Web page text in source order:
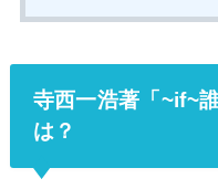
寺西一浩著「~if~
は？